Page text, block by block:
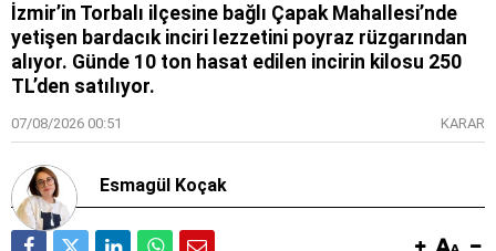
İzmir’in Torbalı ilçesine bağlı Çapak Mahallesi’nde
yetişen bardacık inciri lezzetini poyraz rüzgarından
alıyor. Günde 10 ton hasat edilen incirin kilosu 250
TL’den satılıyor.
07/08/2026 00:51 KARAR
Esmagül Koçak